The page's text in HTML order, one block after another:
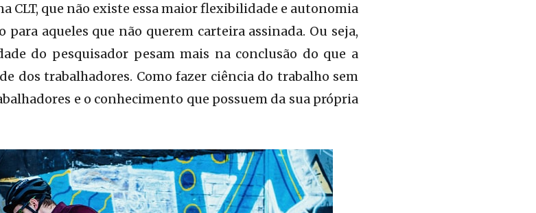
CLT, que não existe essa maior flexibilidade e autonomia
aqueles que não querem carteira assinada. Ou seja,
do pesquisador pesam mais na conclusão do que a
dos trabalhadores. Como fazer ciência do trabalho sem
e o conhecimento que possuem da sua própria